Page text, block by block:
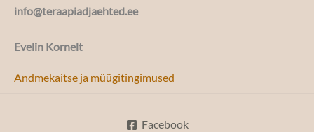
info@teraapiadjaehted.ee
Evelin Kornelt
Andmekaitse ja müügitingimused
Facebook